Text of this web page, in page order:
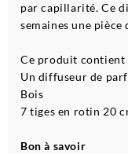
par capillarité. Ce
semaines une
Ce produit contient
Un diffuseur de
Bois
7 tiges en rotin 20
Bon à savoir